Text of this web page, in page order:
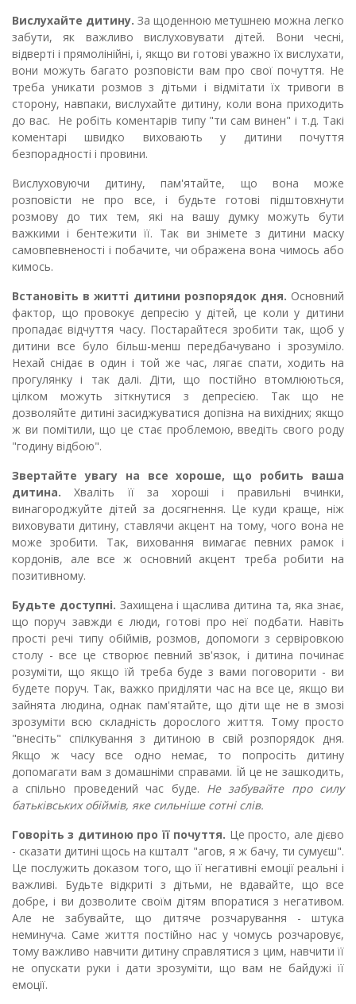
Вислухайте дитину. За щоденною метушнею можна легко
забути, як важливо вислуховувати дітей. Вони чесні,
відверті і прямолінійні, і, якщо ви готові уважно їх вислухати,
вони можуть багато розповісти вам про свої почуття. Не
треба уникати розмов з дітьми і відмітати їх тривоги в
сторону, навпаки, вислухайте дитину, коли вона приходить
до вас. Не робіть коментарів типу "ти сам винен" і т.д. Такі
коментарі швидко виховають у дитини почуття
безпорадності і провини.
Вислуховуючи дитину, пам'ятайте, що вона може
розповісти не про все, і будьте готові підштовхнути
розмову до тих тем, які на вашу думку можуть бути
важкими і бентежити її. Так ви знімете з дитини маску
самовпевненості і побачите, чи ображена вона чимось або
кимось.
Встановіть в житті дитини розпорядок дня. Основний
фактор, що провокує депресію у дітей, це коли у дитини
пропадає відчуття часу. Постарайтеся зробити так, щоб у
дитини все було більш-менш передбачувано і зрозуміло.
Нехай снідає в один і той же час, лягає спати, ходить на
прогулянку і так далі. Діти, що постійно втомлюються,
цілком можуть зіткнутися з депресією. Так що не
дозволяйте дитині засиджуватися допізна на вихідних; якщо
ж ви помітили, що це стає проблемою, введіть свого роду
"годину відбою".
Звертайте увагу на все хороше, що робить ваша
дитина. Хваліть її за хороші і правильні вчинки,
винагороджуйте дітей за досягнення. Це куди краще, ніж
виховувати дитину, ставлячи акцент на тому, чого вона не
може зробити. Так, виховання вимагає певних рамок і
кордонів, але все ж основний акцент треба робити на
позитивному.
Будьте доступні. Захищена і щаслива дитина та, яка знає,
що поруч завжди є люди, готові про неї подбати. Навіть
прості речі типу обіймів, розмов, допомоги з сервіровкою
столу - все це створює певний зв'язок, і дитина починає
розуміти, що якщо їй треба буде з вами поговорити - ви
будете поруч. Так, важко приділяти час на все це, якщо ви
зайнята людина, однак пам'ятайте, що діти ще не в змозі
зрозуміти всю складність дорослого життя. Тому просто
"внесіть" спілкування з дитиною в свій розпорядок дня.
Якщо ж часу все одно немає, то попросіть дитину
допомагати вам з домашніми справами. Їй це не зашкодить,
а спільно проведений час буде. Не забувайте про силу
батьківських обіймів, яке сильніше сотні слів.
Говоріть з дитиною про її почуття. Це просто, але дієво
- сказати дитині щось на кшталт "агов, я ж бачу, ти сумуєш".
Це послужить доказом того, що її негативні емоції реальні і
важливі. Будьте відкриті з дітьми, не вдавайте, що все
добре, і ви дозволите своїм дітям впоратися з негативом.
Але не забувайте, що дитяче розчарування - штука
неминуча. Саме життя постійно нас у чомусь розчаровує,
тому важливо навчити дитину справлятися з цим, навчити її
не опускати руки і дати зрозуміти, що вам не байдужі її
емоції.